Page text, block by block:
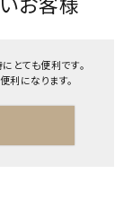
とても便利です。
になります。